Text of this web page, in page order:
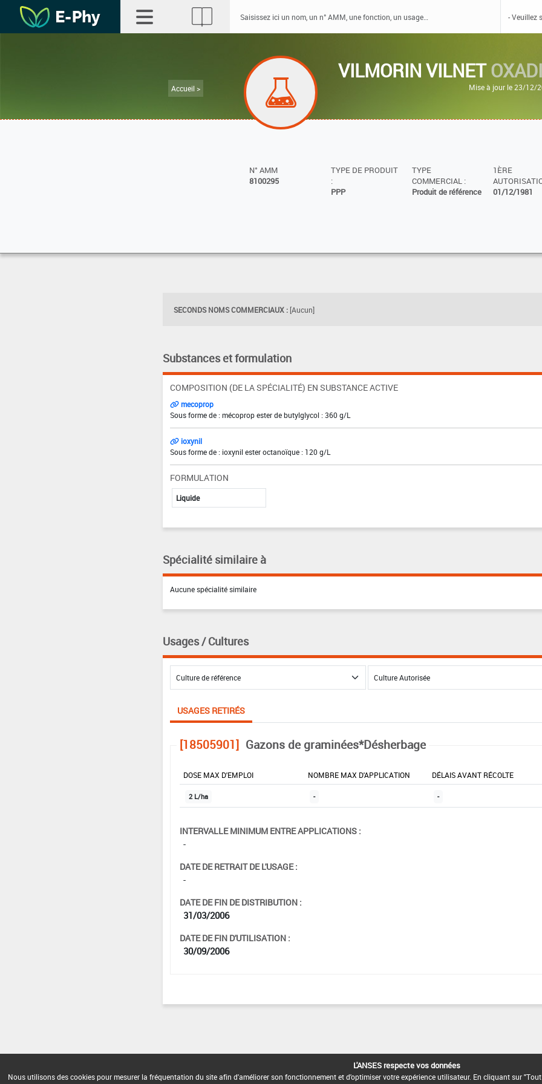
Accueil >
VILMORIN VILNET
Mise à jour le 23/12/
N° AMM
8100295
TYPE DE PRODUIT
:
PPP
TYPE
COMMERCIAL :
Produit de référence
1ÈRE
01/12/1981
SECONDS NOMS COMMERCIAUX : [Aucun]
Substances et formulation
COMPOSITION (DE LA SPÉCIALITÉ) EN SUBSTANCE ACTIVE
mecoprop
Sous forme de : mécoprop ester de butylglycol : 360 g/L
ioxynil
Sous forme de : ioxynil ester octanoïque : 120 g/L
FORMULATION
Liquide
Spécialité similaire à
Aucune spécialité similaire
Usages / Cultures
USAGES RETIRÉS
[18505901] Gazons de graminées*Désherbage
DOSE MAX D'EMPLOI NOMBRE MAX D'APPLICATION DÉLAIS AVANT RÉCOLTE
2 L/ha - -
INTERVALLE MINIMUM ENTRE APPLICATIONS :
-
DATE DE RETRAIT DE L'USAGE :
-
DATE DE FIN DE DISTRIBUTION :
31/03/2006
DATE DE FIN D'UTILISATION :
30/09/2006
L'ANSES respecte vos données
Nous utilisons des cookies pour mesurer la fréquentation du site afin d'améliorer son fonctionnement et d'optimiser votre expérience utilisateur. En cliquant sur